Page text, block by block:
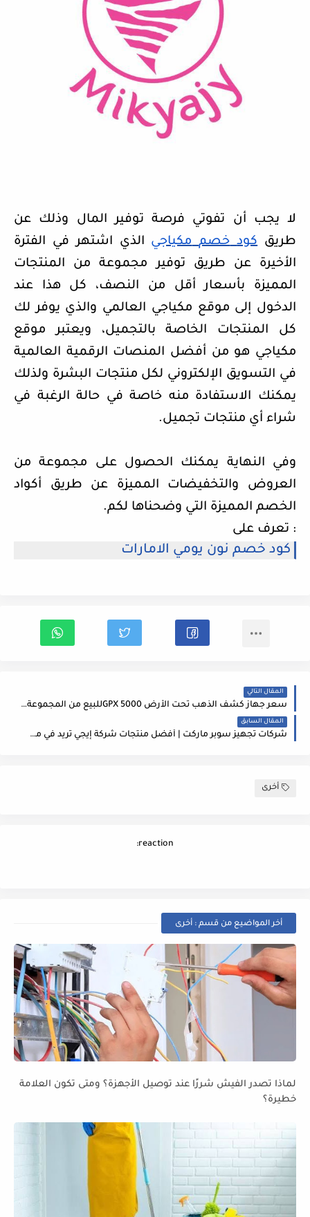
لا يجب أن تفوتي فرصة توفير المال وذلك عن
طريقكود خصم مكياجي الذي اشتهر في الفترة
الأخيرة عن طريق توفير مجموعة من المنتجات
المميزة بأسعار أقل من النصف، كل هذا عند
الدخول إلى موقع مكياجي العالمي والذي يوفر لك
كل المنتجات الخاصة بالتجميل، ويعتبر موقع
مكياجي هو من أفضل المنصات الرقمية العالمية
في التسويق الإلكتروني لكل منتجات البشرة ولذلك
يمكنك الاستفادة منه خاصة في حالة الرغبة في
شراء أي منتجات تجميل.
وفي النهاية يمكنك الحصول على مجموعة من
العروض والتخفيضات المميزة عن طريق أكواد
الخصم المميزة التي وضحناها لكم.
تعرف على :
كود خصم نون يومي الامارات
المقال التالي
سعر جهاز كشف الذهب تحت الأرض GPX 5000للبيع من المجموعة الاوروبية للتكنولوجيا
المقال السابق
شركات تجهيز سوبر ماركت | أفضل منتجات شركة إيجي تريد في مصر 2022
أخرى
reaction:
أخر المواضيع من قسم : أخرى
لماذا تصدر الفيش شررًا عند توصيل الأجهزة؟ ومتى تكون العلامة
خطيرة؟